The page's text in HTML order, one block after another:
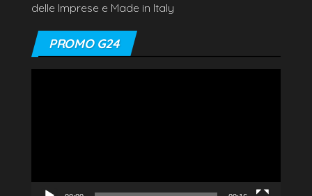
delle Imprese e Made in Italy
PROMO G24